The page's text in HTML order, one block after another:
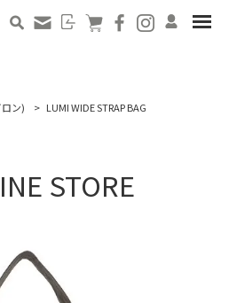
ン) LUMI WIDE STRAP BAG
STORE